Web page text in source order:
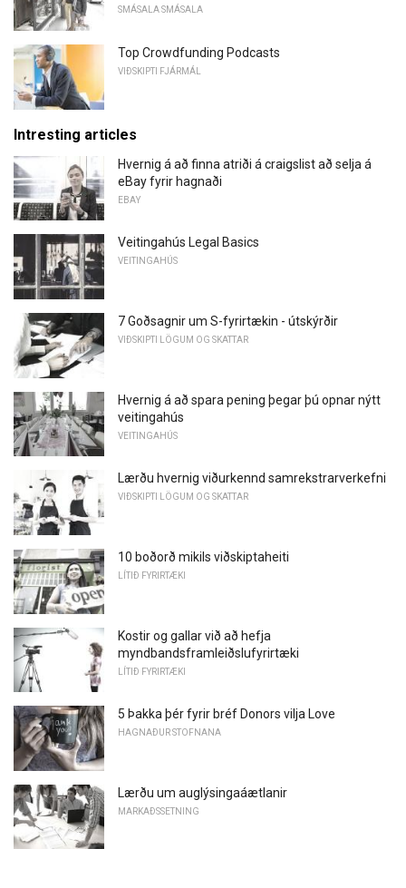
SMÁSALA SMÁSALA
Top Crowdfunding Podcasts
VIÐSKIPTI FJÁRMÁL
Intresting articles
Hvernig á að finna atriði á craigslist að selja á
eBay fyrir hagnaði
EBAY
Veitingahús Legal Basics
VEITINGAHÚS
7 Goðsagnir um S-fyrirtækin - útskýrðir
VIÐSKIPTI LÖGUM OG SKATTAR
Hvernig á að spara pening þegar þú opnar nýtt
veitingahús
VEITINGAHÚS
Lærðu hvernig viðurkennd samrekstrarverkefni
VIÐSKIPTI LÖGUM OG SKATTAR
10 boðorð mikils viðskiptaheiti
LÍTIÐ FYRIRTÆKI
Kostir og gallar við að hefja
myndbandsframleiðslufyrirtæki
LÍTIÐ FYRIRTÆKI
5 Þakka þér fyrir bréf Donors vilja Love
HAGNAÐUR STOFNANA
Lærðu um auglýsingaáætlanir
MARKAÐSSETNING